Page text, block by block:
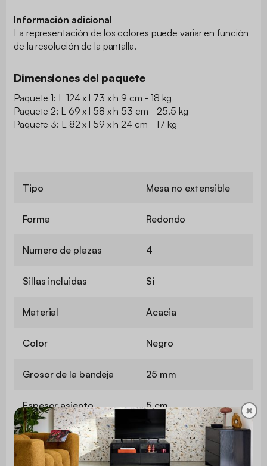
Información adicional
La representación de los colores puede variar en función
de la resolución de la pantalla.
Dimensiones del paquete
Paquete 1: L 124 x l 73 x h 9 cm - 18 kg
Paquete 2: L 69 x l 58 x h 53 cm - 25.5 kg
Paquete 3: L 82 x l 59 x h 24 cm - 17 kg
Tipo Mesa no extensible
Forma Redondo
Numero de plazas 4
Sillas incluidas Si
Material Acacia
Color Negro
Grosor de la bandeja 25 mm
Espesor asiento 5 cm
Altura del asiento 44,5 cm
✖